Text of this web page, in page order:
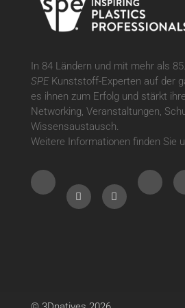
In 84 Ländern und mit mehr als
SPEKunststoff-Experten auf der
es ihnen zum Erfolg und stärkt
Networking, Veranstaltungen,
Wissensaustausch.
Weitere Informationen finden Sie